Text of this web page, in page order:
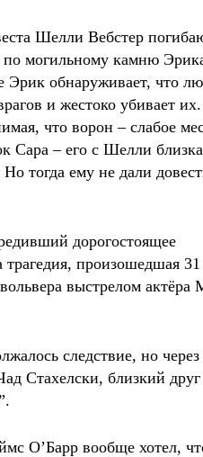
Шелли Вебстер
по могильному камню
Эрик обнаруживает, что
и жестоко убивает
что ворон – слабое
Сара – его с Шелли
тогда ему не дали
дорогостоящее
произошедшая
выстрелом актёра
следствие, но
Стахелски, близкий друг
О’Барр вообще хотел,